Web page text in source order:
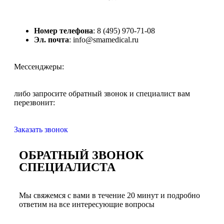
Номер телефона: 8 (495) 970-71-08
Эл. почта: info@smamedical.ru
Мессенджеры:
либо запросите обратный звонок и специалист вам
перезвонит:
Заказать звонок
ОБРАТНЫЙ ЗВОНОК
СПЕЦИАЛИСТА
Мы свяжемся с вами в течение 20 минут и подробно
ответим на все интересующие вопросы